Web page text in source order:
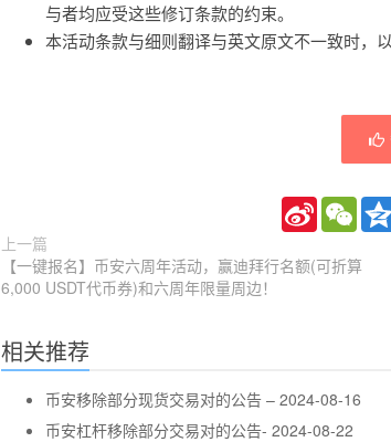
与者均应受这些修订条款的约束。
本活动条款与细则翻译与英文原文不一致时，
Sina
Weibo
上一篇
【一键报名】币安六周年活动，赢迪拜行名额(可折算
6,000 USDT代币券)和六周年限量周边！
相关推荐
币安移除部分现货交易对的公告 – 2024-08-16
币安杠杆移除部分交易对的公告- 2024-08-22